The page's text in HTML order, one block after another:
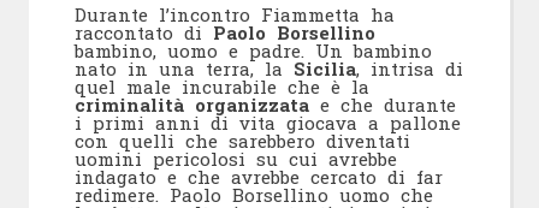
Durante l’incontro Fiammetta ha
raccontato di Paolo Borsellino
bambino, uomo e padre. Un bambino
nato in una terra, la Sicilia, intrisa di
quel male incurabile che è la
criminalità organizzatae che durante
i primi anni di vita giocava a pallone
con quelli che sarebbero diventati
uomini pericolosi su cui avrebbe
indagato e che avrebbe cercato di far
redimere. Paolo Borsellino uomo che